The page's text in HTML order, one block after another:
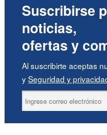
Suscribirse
noticias,
ofertas y
Al suscribirte aceptas
ySeguridad y